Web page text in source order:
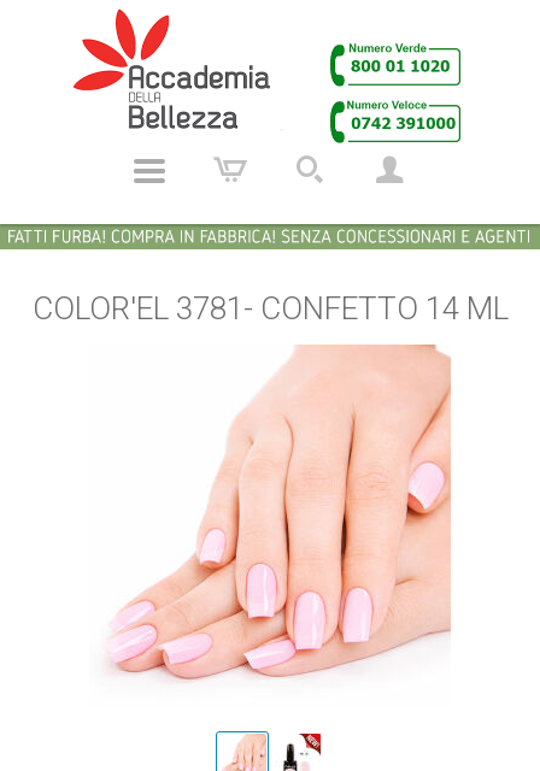
COLOR'EL 3781- CONFETTO 14 ML